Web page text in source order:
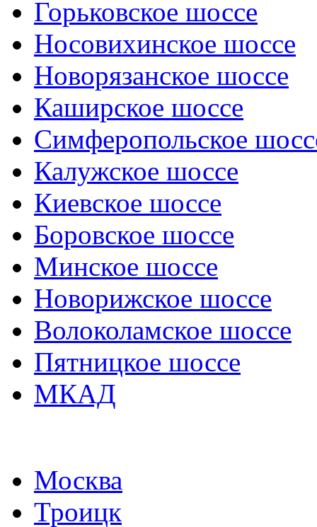
Горьковское шоссе
Носовихинское шоссе
Новорязанское шоссе
Каширское шоссе
Симферопольское
Калужское шоссе
Киевское шоссе
Боровское шоссе
Минское шоссе
Новорижское шоссе
Волоколамское шоссе
Пятницкое шоссе
МКАД
Москва
Троицк